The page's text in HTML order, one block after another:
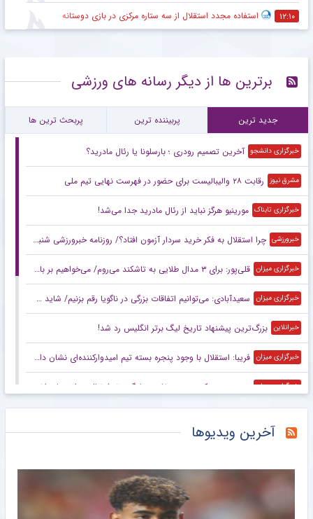
۱۲:۱۰ استفاده مجدد استقلال از سه ستاره مرکزی در بازی دوستانه
برترین ها از دیگر رسانه های ورزشی
جدید ترین پربیننده ترین پربحث ترین ها
خبرگزاری دانشجو آخرین تصمیم رودری ؛ بارسلونا یا رئال مادرید؟
مشرق نیوز رقابت ۲۸ والیبالیست برای حضور در فهرست نهایی تیم ملی
خبرگزاری تابناک مورینیو هرگز نباید از رئال مادرید جدا می‌شد!
خبرورزشی چرا استقلال به فکر خرید سردار آزمون افتاد؟/ روزنامه خبرورزشی شنبه را ببینید
خبرگزاری میزان قلی‌پور: برای ۳ مدال طلایی به تاشکند می‌روم/ می‌خواهیم بر بام آسیا بایستیم
خبرگزاری میزان سعیدآبادی: می‌توانیم اتفاقات بزرگی در ناگویا رقم بزنیم/ شاید حریفانم از سبک مبارزه من شگفت‌زده شوند
خبرانلاین بزرگ‌ترین پیشنهاد تاریخ لیگ برتر انگلیس رد شد!
خبرگزاری میزان فریبا: استقلال با وجود پنجره بسته تیم امیدوارکننده‌ای نشان داد/ لیگ امسال قابل پیش‌بینی نیست
خبرگزاری میزان بدون حتی یک سرمربی خارجی؛ لیگ برتر فوتبال در انحصار داخلی‌ها/ فصل آزمون مربیان ایرانی با چاشنی تکرار و فرصت طلایی
ویدیو| شیرین کاری یورگ کلوپ با ترن هوایی!
واکنش منصوریان به درگیری در بازی با تیم یحیی/ رفتار زشتی بود مگر ورزش بوکس است؟
کتک‌کاری شدید در بازی تیم یحیی و علی منصور/ خشم مربیان ایرانی‌ و قرعه خبرساز با رویارویی تلخ!
آخرین ویدیوها